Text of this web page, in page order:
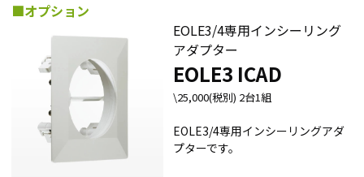
■オプション
EOLE3/4専用インシーリング
アダプター
EOLE3 ICAD
\25,000(税別) 2台1組
EOLE3/4専用インシーリングアダ
プターです。